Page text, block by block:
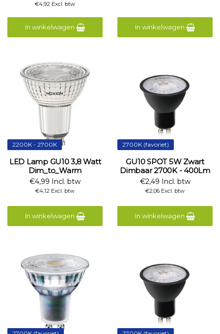
€4,92 Excl. btw
In winkelwagen In winkelwagen
2200K - 2700K
LED Lamp GU10 3,8 Watt
Dim_to_Warm
€4,99 Incl. btw
€4,12 Excl. btw
In winkelwagen
2700K (favoriet)
GU10 SPOT 5W Zwart
Dimbaar 2700K - 400Lm
€2,49 Incl. btw
€2,06 Excl. btw
In winkelwagen